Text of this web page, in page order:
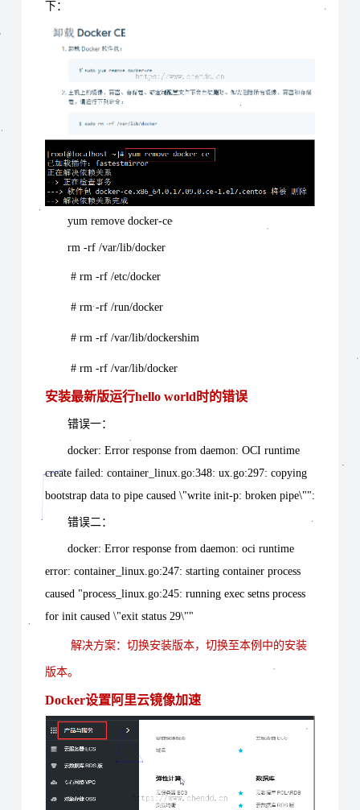
下：
yum remove docker-ce
rm -rf /var/lib/docker
# rm -rf /etc/docker
# rm -rf /run/docker
# rm -rf /var/lib/dockershim
# rm -rf /var/lib/docker
安装最新版运行hello world时的错误
错误一：
docker: Error response from daemon: OCI runtime
create failed: container_linux.go:348: ux.go:297: copying
bootstrap data to pipe caused \"write init-p: broken pipe\"":
错误二：
docker: Error response from daemon: oci runtime
error: container_linux.go:247: starting container process
caused "process_linux.go:245: running exec setns process
for init caused \"exit status 29\""
解决方案：切换安装版本，切换至本例中的安装
版本。
Docker设置阿里云镜像加速